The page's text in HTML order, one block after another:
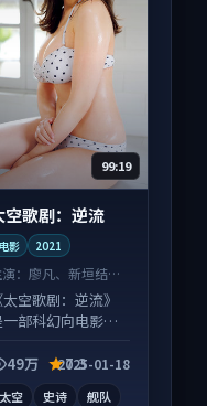
99:19
空歌剧：逆流
电影 2021
演：廖凡、新垣结衣
太空歌剧：逆流》
部科幻向电影作
感爽快不拖沓。
49万 7.3
2025-01-18
太空 史诗 舰队